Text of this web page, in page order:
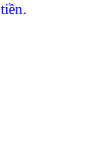
tiền.